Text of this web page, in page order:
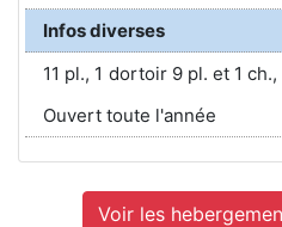
Infos diverses
11 pl., 1 dortoir 9 pl. et 1
Ouvert toute l'année
Voir les